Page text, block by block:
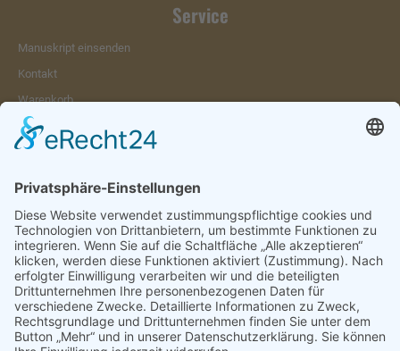
Service
Manuskript einsenden
Kontakt
Warenkorb
Konto
Merkzettel
Vertrag widerrufen
Informationen
Impressum & Disclaimer
AGB und Widerrufsrecht